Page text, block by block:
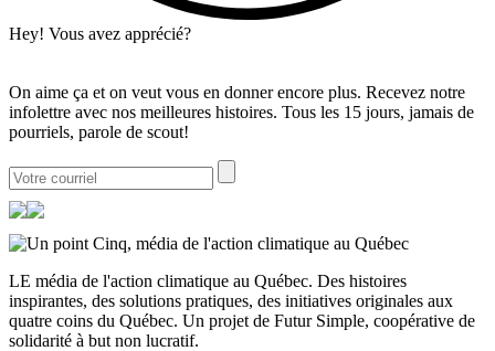
Hey! Vous avez apprécié?
On aime ça et on veut vous en donner encore plus. Recevez notre
infolettre avec nos meilleures histoires. Tous les 15 jours, jamais de
pourriels, parole de scout!
LE média de l'action climatique au Québec. Des histoires
inspirantes, des solutions pratiques, des initiatives originales aux
quatre coins du Québec. Un projet de Futur Simple, coopérative de
solidarité à but non lucratif.